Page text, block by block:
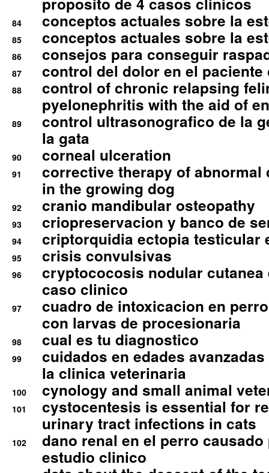
84 conceptos actuales sobre la
85 conceptos actuales sobre la
86 consejos para conseguir
87 control del dolor en el
88
control of chronic relapsing
pyelonephritis with the aid of
89
control ultrasonografico de la
la gata
90 corneal ulceration
91
corrective therapy of abnormal
in the growing dog
92 cranio mandibular osteopathy
93 criopreservacion y banco de
94 criptorquidia ectopia testicular
95 crisis convulsivas
96
cryptococosis nodular cutanea
caso clinico
97
cuadro de intoxicacion en
con larvas de procesionaria
98 cual es tu diagnostico
99
cuidados en edades
la clinica veterinaria
100 cynology and small animal
101
cystocentesis is essential for
urinary tract infections in cats
102
dano renal en el perro
estudio clinico